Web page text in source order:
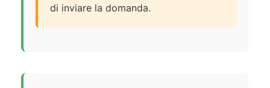
di inviare la domanda.